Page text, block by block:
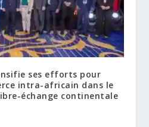
ses efforts pour
intra-africain dans le
échange continentale